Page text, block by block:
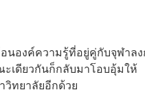
นองค์ความรู้ที่อยู่คู่กับจุฬาล
เดียวกันก็กลับมาโอบอุ้มให้
ทยาลัยอีกด้วย